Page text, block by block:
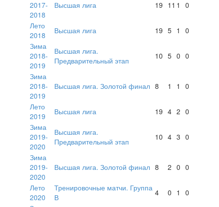
2017-
2018
Высшая лига 19 11 1 0
Лето
2018
Высшая лига 19 5 1
0
Зима
2018-
2019
Высшая лига.
Предварительный этап
10 5 0 0
Зима
2018-
2019
Высшая лига. Золотой финал 8 1 1 0
Лето
2019
Высшая лига 19 4 2 0
Зима
2019-
2020
Высшая лига.
Предварительный этап
10 4 3 0
Зима
2019-
2020
Высшая лига. Золотой финал 8 2 0 0
Лето
2020
Тренировочные матчи. Группа
В
4 0 1
0